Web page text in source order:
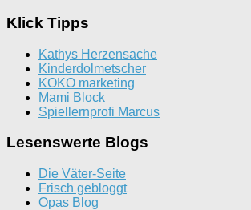
Klick Tipps
Kathys Herzensache
Kinderdolmetscher
KOKO marketing
Mami Block
Spiellernprofi Marcus
Lesenswerte Blogs
Die Väter-Seite
Frisch gebloggt
Opas Blog